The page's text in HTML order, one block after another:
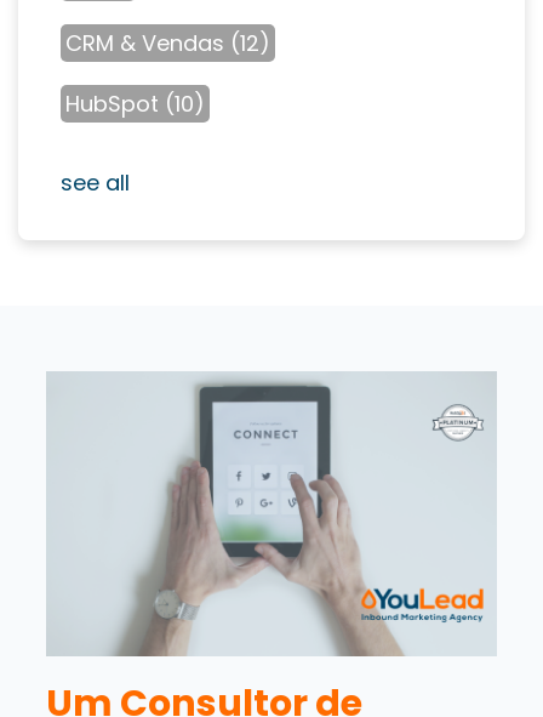
CRM & Vendas (12)
HubSpot (10)
see all
Um Consultor de